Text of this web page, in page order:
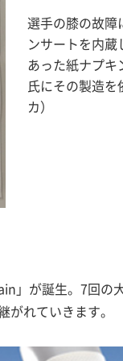
選手の膝の故障
ンサートを内
あった紙ナプ
氏にその製造
カ）
」が誕生。7回の
れていきます。